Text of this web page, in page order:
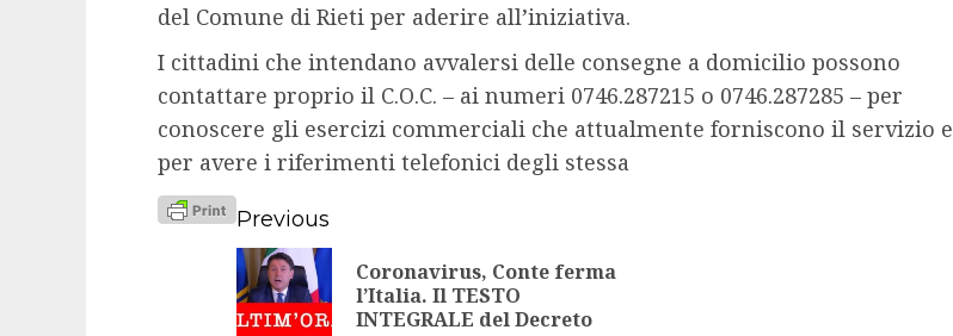
del Comune di Rieti per aderire all’iniziativa.
I cittadini che intendano avvalersi delle consegne a domicilio possono
contattare proprio il C.O.C. – ai numeri 0746.287215 o 0746.287285 – per
conoscere gli esercizi commerciali che attualmente forniscono il servizio e
per avere i riferimenti telefonici degli stessa
Continue
Reading
Previous
Coronavirus, Conte ferma
l’Italia. Il TESTO
INTEGRALE del Decreto